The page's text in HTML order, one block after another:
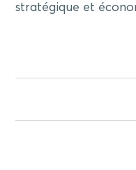
stratégique et